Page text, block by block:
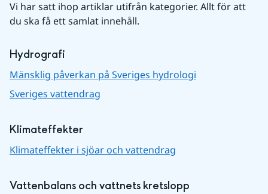
Vi har satt ihop artiklar utifrån kategorier. Allt för att
du ska få ett samlat innehåll.
Hydrografi
Mänsklig påverkan på Sveriges hydrologi
Sveriges vattendrag
Klimateffekter
Klimateffekter i sjöar och vattendrag
Vattenbalans och vattnets kretslopp